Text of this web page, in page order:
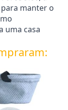
para manter o
uma casa